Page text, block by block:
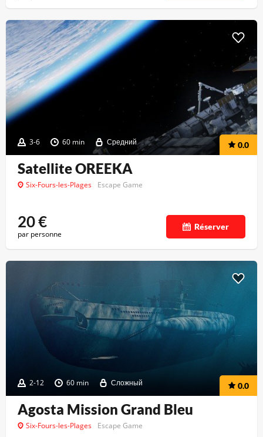
3-6 60 min Средний 0.0
Satellite OREEKA
Six-Fours-les-Plages Escape Game
20€
par personne
Réserver
2-12 60 min Сложный 0.0
Agosta Mission Grand Bleu
Six-Fours-les-Plages Escape Game